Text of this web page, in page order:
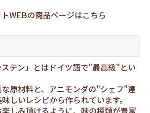
WEBの商品ページはこちら
ステン」とはドイツ語で"最高級"とい
原材料と、アニモンダの"シェフ"達
しいレシピから作られています。
しみ頂けるように、味の種類が豊富